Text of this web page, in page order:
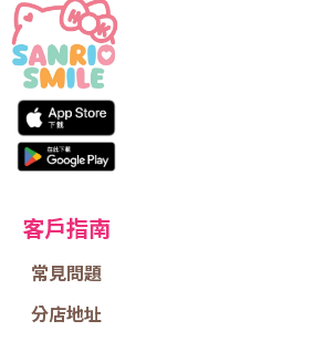
客戶指南
常見問題
分店地址